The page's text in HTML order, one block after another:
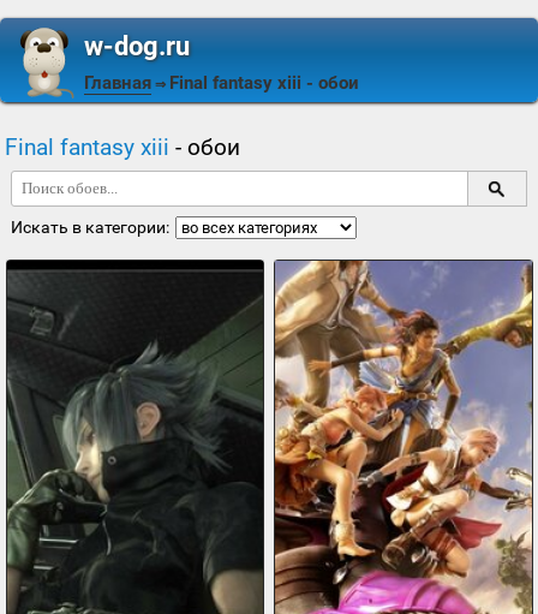
w-dog.ru
Главная ⇒ Final fantasy xiii - обои
Final fantasy xiii - обои
Искать в категории: